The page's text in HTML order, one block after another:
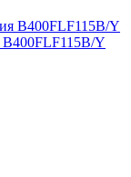
B400FLF115B/Y